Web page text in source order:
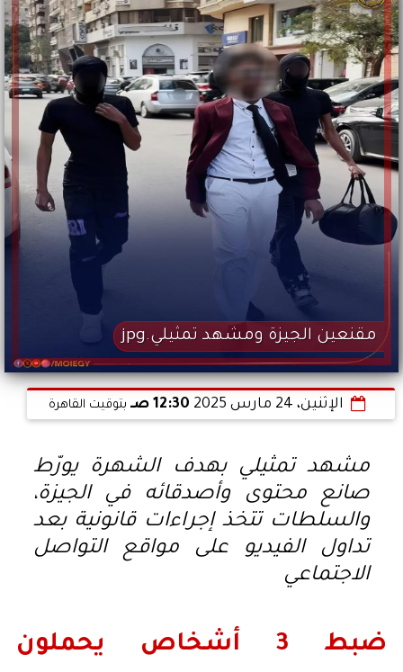
مقنعين الجيزة ومشهد تمثيلي.jpg
الإثنين، 24 مارس 2025 12:30 صـ بتوقيت القاهرة
مشهد تمثيلي بهدف الشهرة يورّط
صانع محتوى وأصدقائه في الجيزة،
والسلطات تتخذ إجراءات قانونية بعد
تداول الفيديو على مواقع التواصل
الاجتماعي
ضبط 3 أشخاص يحملون